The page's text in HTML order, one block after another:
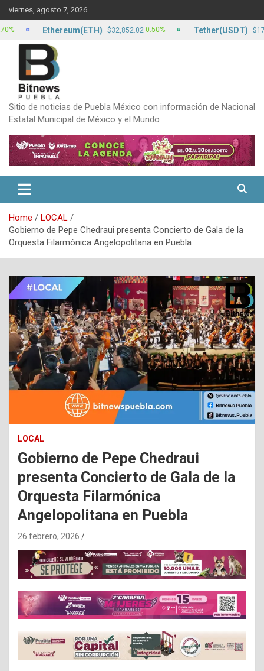
Skip
to
content
viernes, agosto 7, 2026
Sitio de noticias de Puebla México con información de Nacional
Estatal Municipal de México y el Mundo
Home
LOCAL
Gobierno de Pepe Chedraui presenta Concierto de Gala de la
Orquesta Filarmónica Angelopolitana en Puebla
LOCAL
Gobierno de Pepe Chedraui
presenta Concierto de Gala de la
Orquesta Filarmónica
Angelopolitana en Puebla
26 febrero, 2026
Ethereum(ETH) $32,852.02 0.50% Tether(USDT) $17.15